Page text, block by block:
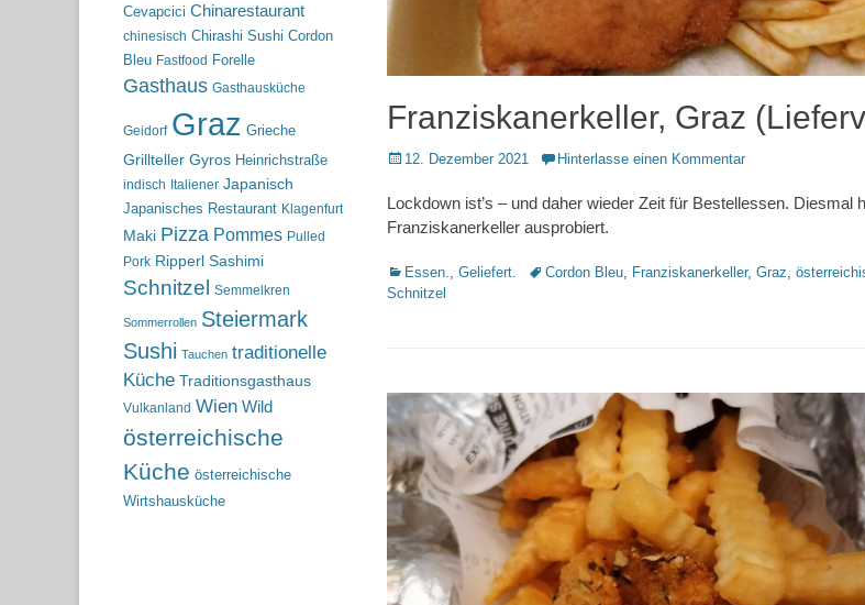
Franziskanerkeller, Graz
Posted
12. Dezember 2021 Hinterlasse einen Kommentar
Lockdown ist’s – und daher wieder Zeit für Bestellessen. Diesmal
Franziskanerkeller ausprobiert.
Kategorien
Essen. Geliefert. Schlagworte
Cordon Bleu Franziskanerkeller, Graz
Schnitzel
Cevapcici Chinarestaurant
chinesisch Chirashi Sushi Cordon
Bleu Fastfood Forelle
Gasthaus Gasthausküche
Geidorf Graz Grieche
Grillteller Gyros Heinrichstraße
indisch Italiener Japanisch
Japanisches Restaurant Klagenfurt
Maki Pizza Pommes Pulled
Pork Ripperl Sashimi
Schnitzel Semmelkren
Sommerrollen Steiermark
Sushi Tauchen traditionelle
Küche Traditionsgasthaus
Vulkanland Wien Wild
österreichische
Küche österreichische
Wirtshausküche